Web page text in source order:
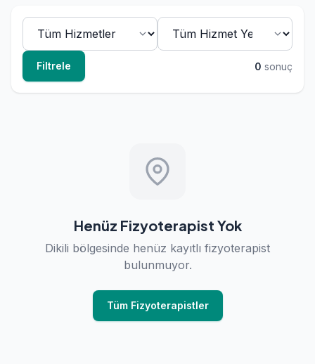
Filtrele 0 sonuç
Henüz Fizyoterapist Yok
Dikili bölgesinde henüz kayıtlı fizyoterapist
bulunmuyor.
Tüm Fizyoterapistler